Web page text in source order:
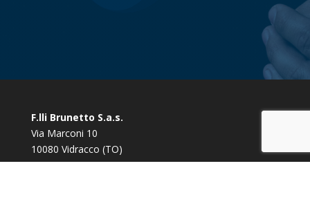
F.lli Brunetto S.a.s.
Via Marconi 10
10080 Vidracco (TO)